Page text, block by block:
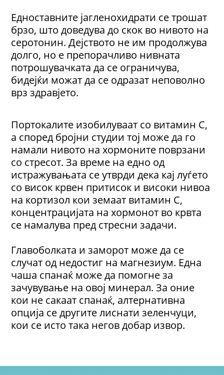
Едноставните јагленохидрати се трошат
брзо, што доведува до скок во нивото на
серотонин. Дејството не им продолжува
долго, но е препорачливо нивната
потрошувачката да се ограничува,
бидејќи можат да се одразат неповолно
врз здравјето.
Портокалите изобилуваат со витамин C,
а според бројни студии тој може да го
намали нивото на хормоните поврзани
со стресот. За време на едно од
истражувањата се утврди дека кај луѓето
со висок крвен притисок и високи нивоа
на кортизол кои земаат витамин C,
концентрацијата на хормонот во крвта
се намалува пред стресни задачи.
Главоболката и заморот може да се
случат од недостиг на магнезиум. Една
чаша спанаќ може да помогне за
зачувување на овој минерал. За оние
кои не сакаат спанаќ, алтернативна
опција се другите лиснати зеленчуци,
кои се исто така негов добар извор.